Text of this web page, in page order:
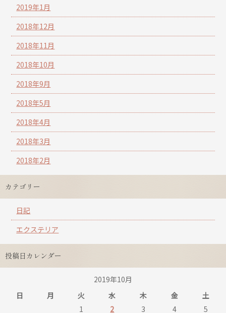
2019年1月
2018年12月
2018年11月
2018年10月
2018年9月
2018年5月
2018年4月
2018年3月
2018年2月
カテゴリー
日記
エクステリア
投稿日カレンダー
2019年10月
日
月 火 水 木 金
土
1
2 3 4 5